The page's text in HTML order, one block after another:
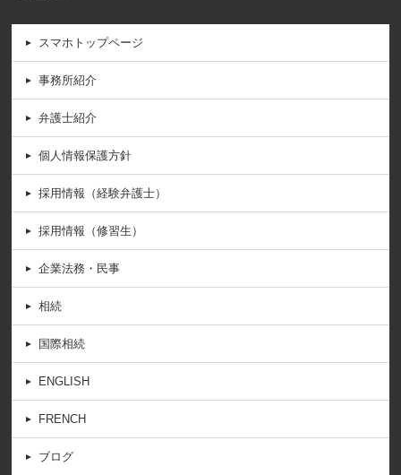
スマホトップページ
事務所紹介
弁護士紹介
個人情報保護方針
採用情報（経験弁護士）
採用情報（修習生）
企業法務・民事
相続
国際相続
ENGLISH
FRENCH
ブログ